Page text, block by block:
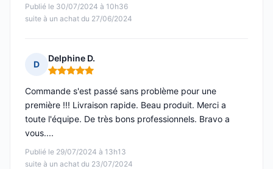
Publié le 30/07/2024 à 10h36
suite à un achat du 27/06/2024
D
Delphine D.
Note : 5 sur 5
Publié le 29/07/2024 à 13h13
suite à un achat du 23/07/2024
Commande s'est passé sans problème pour une
première !!! Livraison rapide. Beau produit. Merci a
toute l'équipe. De très bons professionnels. Bravo a
vous....